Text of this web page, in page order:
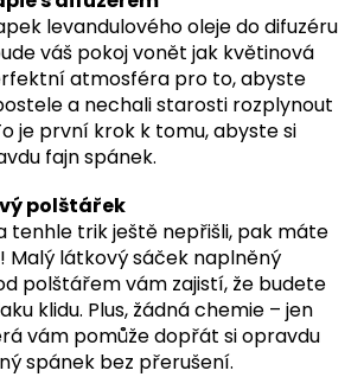
levandulového oleje do difuzéru
váš pokoj vonět jak květinová
atmosféra pro to, abyste
a nechali starosti rozplynout
je první krok k tomu, abyste si
fajn spánek.
polštářek
tenhle trik ještě nepřišli, pak máte
Malý látkový sáček naplněný
polštářem vám zajistí, že budete
klidu. Plus, žádná chemie – jen
vám pomůže dopřát si opravdu
spánek bez přerušení.